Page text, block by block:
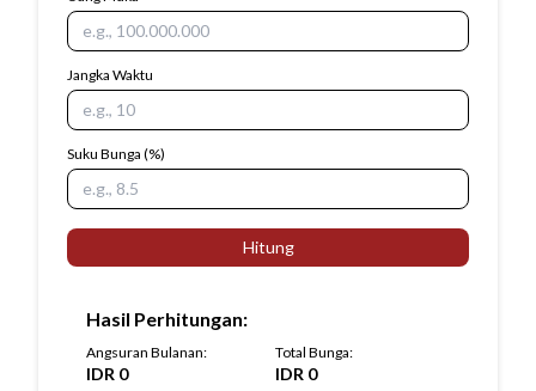
Jangka Waktu
Suku Bunga (%)
Hitung
Hasil Perhitungan:
Angsuran Bulanan:
IDR 0
Total Bunga:
IDR 0